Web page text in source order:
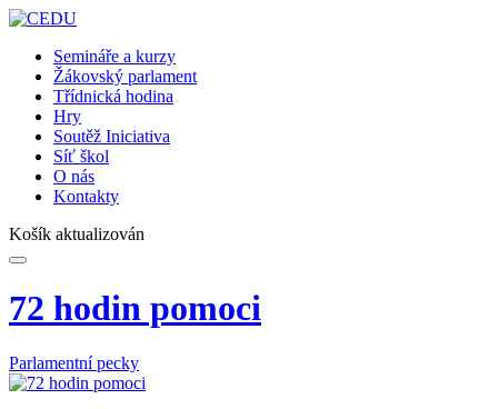
Semináře a kurzy
Žákovský parlament
Třídnická hodina
Hry
Soutěž Iniciativa
Síť škol
O nás
Kontakty
Košík aktualizován
72 hodin pomoci
Parlamentní pecky